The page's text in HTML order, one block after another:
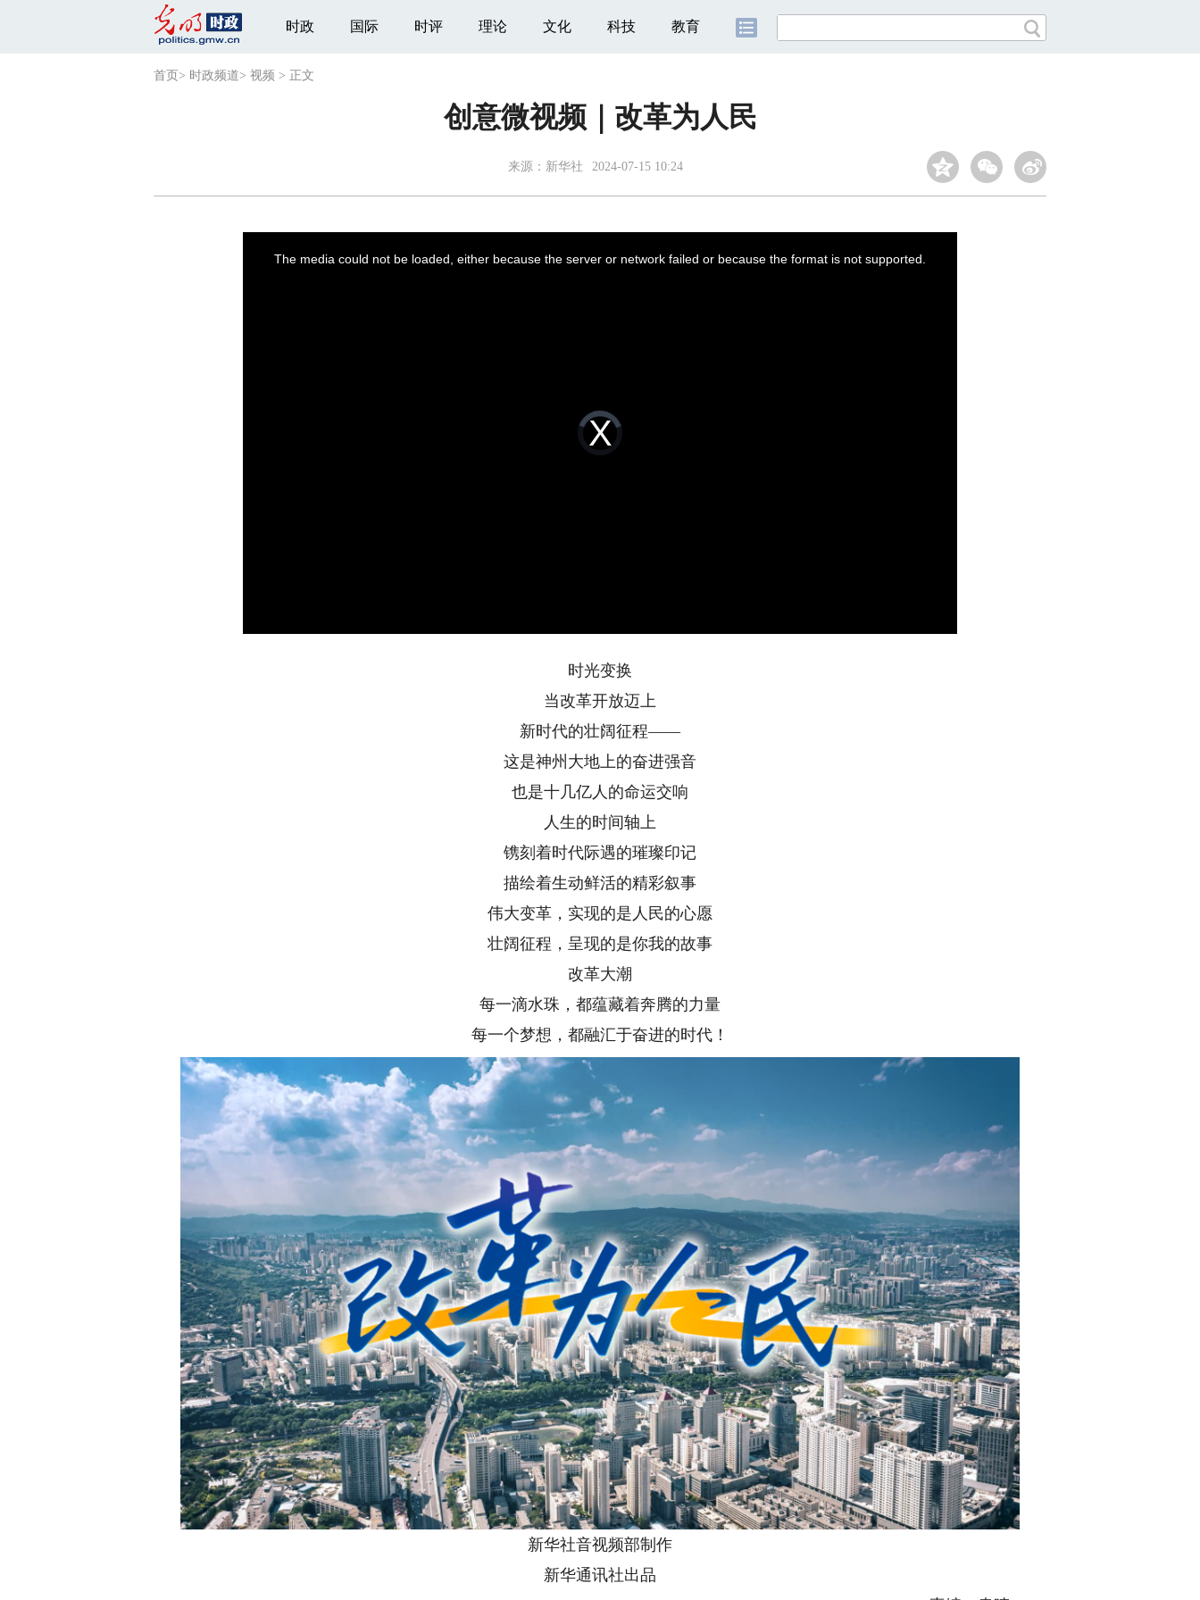
时政 国际 时评 理论 文化 科技 教育
首页 > 时政频道> 视频 > 正文
创意微视频｜改革为人民
来源： 新华社 2024-07-15 10:24
Video
Player
loading.
The media could not be loaded, either because the server or network failed or because the format is not supported.
时光变换
当改革开放迈上
新时代的壮阔征程——
这是神州大地上的奋进强音
也是十几亿人的命运交响
人生的时间轴上
镌刻着时代际遇的璀璨印记
描绘着生动鲜活的精彩叙事
伟大变革，实现的是人民的心愿
壮阔征程，呈现的是你我的故事
改革大潮
每一滴水珠，都蕴藏着奔腾的力量
每一个梦想，都融汇于奋进的时代！
新华社音视频部制作
新华通讯社出品